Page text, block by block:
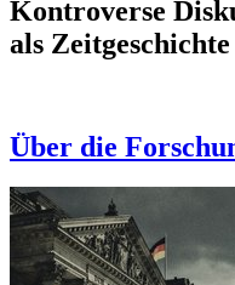
Kontroverse
als Zeitgeschichte
Über die